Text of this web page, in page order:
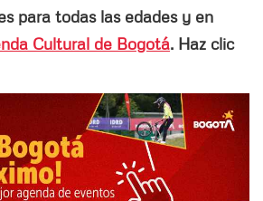
para todas las edades y en
Cultural de Bogotá. Haz clic